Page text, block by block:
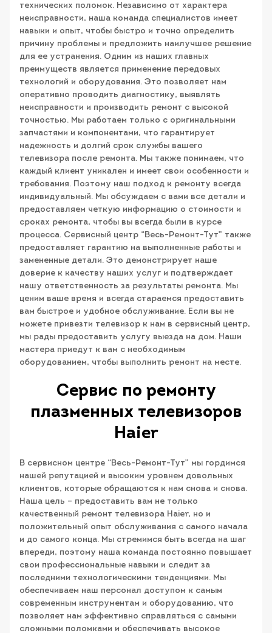
технических поломок. Независимо от характера
неисправности, наша команда специалистов имеет
навыки и опыт, чтобы быстро и точно определить
причину проблемы и предложить наилучшее решение
для ее устранения. Одним из наших главных
преимуществ является применение передовых
технологий и оборудования. Это позволяет нам
оперативно проводить диагностику, выявлять
неисправности и производить ремонт с высокой
точностью. Мы работаем только с оригинальными
запчастями и компонентами, что гарантирует
надежность и долгий срок службы вашего
телевизора после ремонта. Мы также понимаем, что
каждый клиент уникален и имеет свои особенности и
требования. Поэтому наш подход к ремонту всегда
индивидуальный. Мы обсуждаем с вами все детали и
предоставляем четкую информацию о стоимости и
сроках ремонта, чтобы вы всегда были в курсе
процесса. Сервисный центр “Весь-Ремонт-Тут” также
предоставляет гарантию на выполненные работы и
замененные детали. Это демонстрирует наше
доверие к качеству наших услуг и подтверждает
нашу ответственность за результаты ремонта. Мы
ценим ваше время и всегда стараемся предоставить
вам быстрое и удобное обслуживание. Если вы не
можете привезти телевизор к нам в сервисный центр,
мы рады предоставить услугу выезда на дом. Наши
мастера приедут к вам с необходимым
оборудованием, чтобы выполнить ремонт на месте.
Сервис по ремонту
плазменных телевизоров
Haier
В сервисном центре “Весь-Ремонт-Тут” мы гордимся
нашей репутацией и высоким уровнем довольных
клиентов, которые обращаются к нам снова и снова.
Наша цель – предоставить вам не только
качественный ремонт телевизора Haier, но и
положительный опыт обслуживания с самого начала
и до самого конца. Мы стремимся быть всегда на шаг
впереди, поэтому наша команда постоянно повышает
свои профессиональные навыки и следит за
последними технологическими тенденциями. Мы
обеспечиваем наш персонал доступом к самым
современным инструментам и оборудованию, что
позволяет нам эффективно справляться с самыми
сложными поломками и обеспечивать высокое